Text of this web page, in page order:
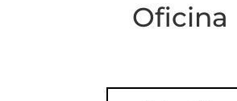
Oficina